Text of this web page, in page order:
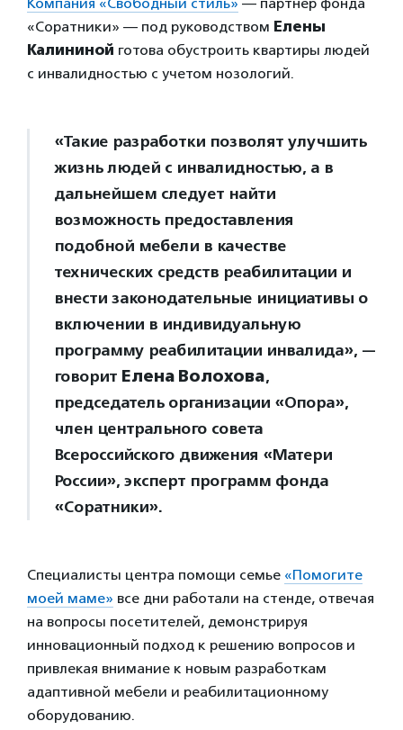
«Соратники» — под руководством Елены
Калининой готова обустроить квартиры людей
с инвалидностью с учетом нозологий.
«Такие разработки позволят улучшить
жизнь людей с инвалидностью, а в
дальнейшем следует найти
возможность предоставления
подобной мебели в качестве
технических средств реабилитации и
внести законодательные инициативы о
включении в индивидуальную
программу реабилитации инвалида», —
говорит Елена Волохова,
председатель организации «Опора»,
член центрального совета
Всероссийского движения «Матери
России», эксперт программ фонда
«Соратники».
Специалисты центра помощи семье «Помогите
моей маме» все дни работали на стенде, отвечая
на вопросы посетителей, демонстрируя
инновационный подход к решению вопросов и
привлекая внимание к новым разработкам
адаптивной мебели и реабилитационному
оборудованию.